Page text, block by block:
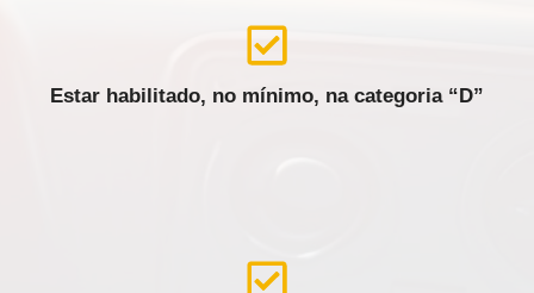
Estar habilitado, no mínimo, na categoria “D”